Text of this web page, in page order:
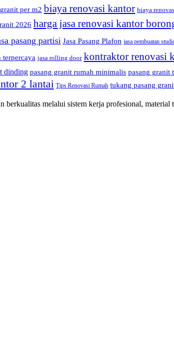
per m2 biaya renovasi kantor biaya
2026 harga jasa renovasi kantor
pasang partisi Jasa Pasang Plafon jasa pembuatan
terpercaya jasa rolling door kontraktor renovasi
dinding pasang granit rumah minimalis pasang granit
2 lantai Tips Renovasi Rumah tukang pasang
berkualitas melalui sistem kerja profesional, material